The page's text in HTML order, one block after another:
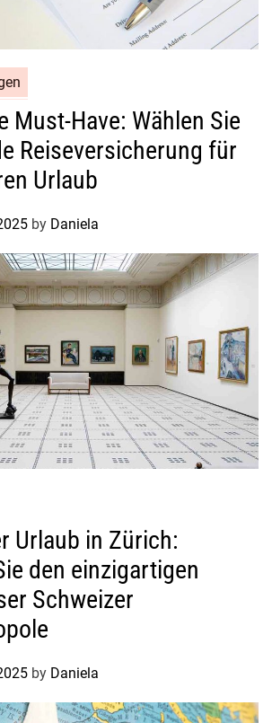
Must-Have: Wählen Sie
Reiseversicherung für
Urlaub
by Daniela
Urlaub in Zürich:
den einzigartigen
Schweizer
by Daniela